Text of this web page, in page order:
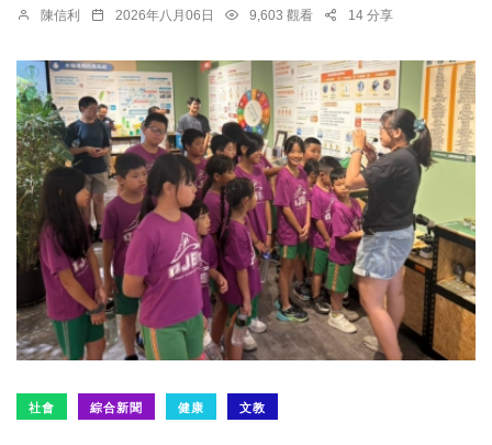
陳信利 2026年八月06日 9,603 觀看 14 分享
社會 綜合新聞 健康 文教